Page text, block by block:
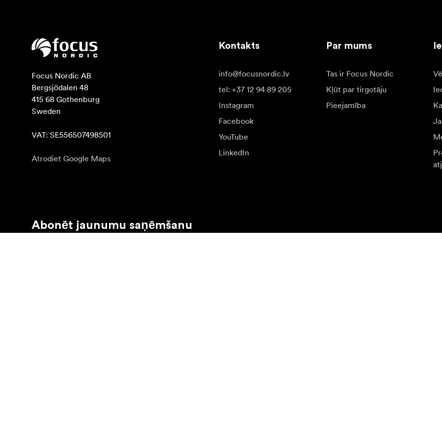
Focus Nordic AB
Bergsjödalen 48
415 68 Gothenburg
Sweden
VAT: SE556507498501
Atrodiet Google Maps
Kontakts
info@focusnordic.lv
tel: +37 12 94 89 205
Instagram
Facebook
YouTube
LinkedIn
Par mums
Tas ir Focus Nordic
Kļūt par tirgotāju
Pieejamība
Abonēt jaunumu saņēmšanu